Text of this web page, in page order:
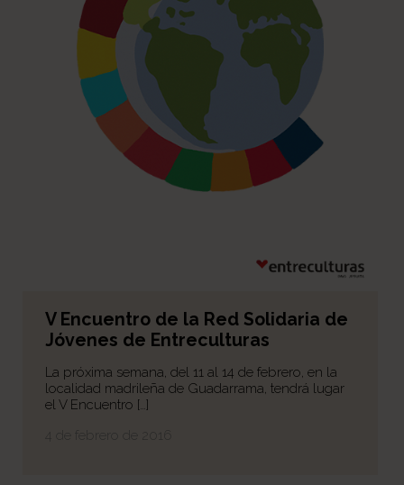
V Encuentro de la Red Solidaria de
Jóvenes de Entreculturas
La próxima semana, del 11 al 14 de febrero, en la
localidad madrileña de Guadarrama, tendrá lugar
el V Encuentro […]